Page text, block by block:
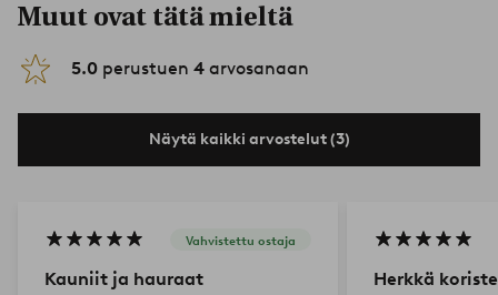
Muut ovat tätä mieltä
5.0 perustuen 4 arvosanaan
Näytä kaikki arvostelut (3)
Vahvistettu ostaja
Kauniit ja hauraat Herkkä koriste